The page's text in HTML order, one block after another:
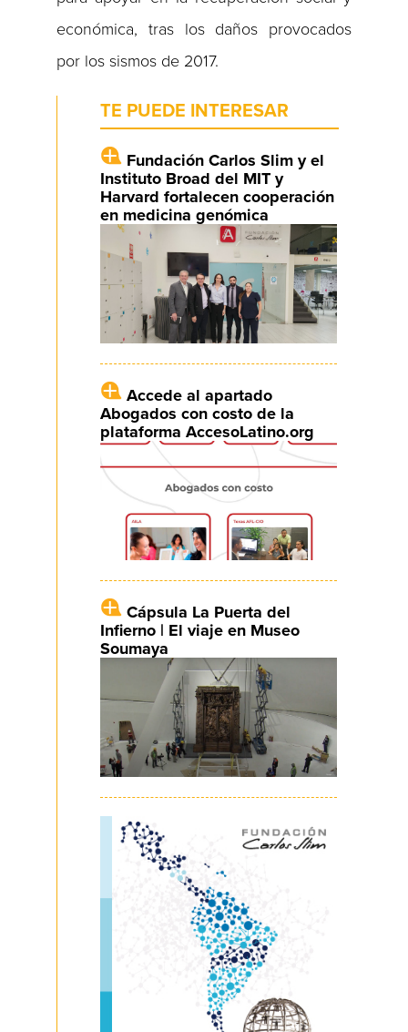
económica, tras los daños provocados
por los sismos de 2017.
TE PUEDE INTERESAR
Fundación Carlos Slim y el
Instituto Broad del MIT y
Harvard fortalecen cooperación
en medicina genómica
Accede al apartado
Abogados con costo de la
plataforma AccesoLatino.org
Cápsula La Puerta del
Infierno | El viaje en Museo
Soumaya